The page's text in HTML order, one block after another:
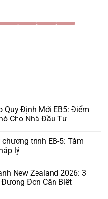
Quy Định Mới EB5: Điểm
Cho Nhà Đầu Tư
trình EB-5: Tầm
lý
New Zealand 2026: 3
Đơn Cần Biết